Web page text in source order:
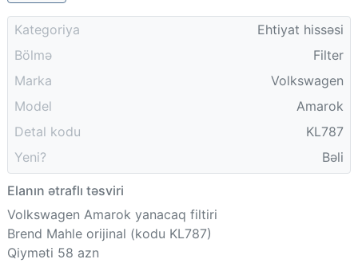
Kategoriya
Ehtiyat hissəsi
Bölmə
Filter
Marka
Volkswagen
Model
Amarok
Detal kodu
KL787
Yeni?
Bəli
Elanın ətraflı təsviri
Volkswagen Amarok yanacaq filtiri
Brend Mahle orijinal (kodu KL787)
Qiyməti 58 azn